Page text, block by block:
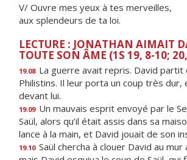
V/ Ouvre mes yeux à tes merveilles,
aux splendeurs de ta loi.
LECTURE : JONATHAN AIMAIT
TOUTE SON ÂME (1S 19, 8-10;
19.08 La guerre avait repris. David
Philistins. Il leur porta un coup très dur,
devant lui.
19.09 Un mauvais esprit envoyé par le
Saül, alors qu’il était assis dans sa
lance à la main, et David jouait de son
19.10 Saül chercha à clouer David au mur